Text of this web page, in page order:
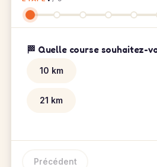
🏁 Quelle course souhaitez-
10 km
21 km
Précédent